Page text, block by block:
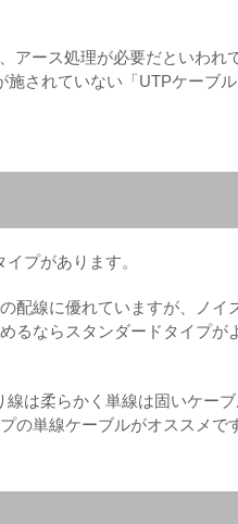
アース処理が必要だといわれ
されていない「UTPケーブル
プがあります。
配線に優れていますが、ノイ
るならスタンダードタイプが
線は柔らかく単線は固いケー
の単線ケーブルがオススメで